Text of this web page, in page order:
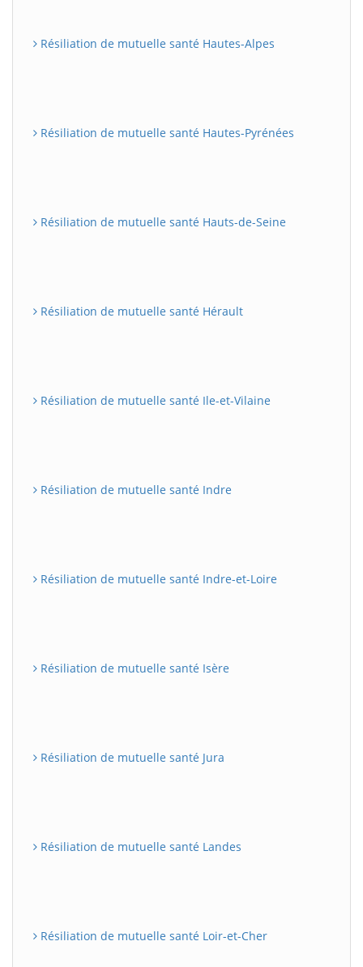
Résiliation de mutuelle santé Hautes-Alpes
Résiliation de mutuelle santé Hautes-Pyrénées
Résiliation de mutuelle santé Hauts-de-Seine
Résiliation de mutuelle santé Hérault
Résiliation de mutuelle santé Ile-et-Vilaine
Résiliation de mutuelle santé Indre
Résiliation de mutuelle santé Indre-et-Loire
Résiliation de mutuelle santé Isère
Résiliation de mutuelle santé Jura
Résiliation de mutuelle santé Landes
Résiliation de mutuelle santé Loir-et-Cher